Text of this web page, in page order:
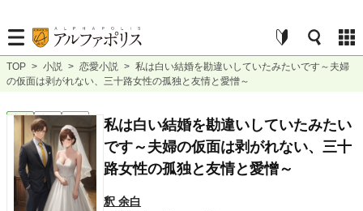
TOP > 小説 > 恋愛小説 > 私は白い結婚を勘違いしていたみたいです～夫婦
の仮面は剥がれない、三十路女性の孤独と友情と愛憎～
恋愛 完結 短編
私は白い結婚を勘違いしていたみたい
です～夫婦の仮面は剥がれない、三十
路女性の孤独と友情と愛憎～
釈 余白